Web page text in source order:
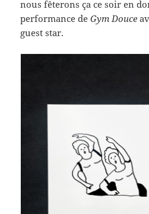
nous fêterons ça ce soir en
performance deGym Douce
guest star.